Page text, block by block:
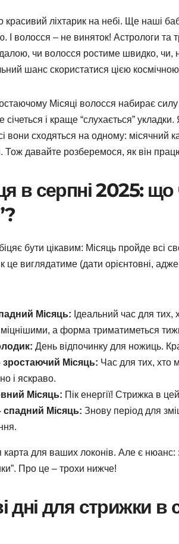
красивий ліхтарик на небі. Ще наші
І волосся – не виняток! Астрологи
чи волосся ростиме швидко, чи,
шанс скористатися цією
Місяці волосся набирає
і краще “слухається”
вони сходяться на одному: місячний
Тож давайте розберемося, як він
в серпні 2025: що
бути цікавим: Місяць пройде всі
це виглядатиме (дати орієнтовні,
Місяць: Ідеальний час для
міцнішими, а форма триматиметься
День відпочинку для ножиць.
зростаючий Місяць: Час для тих, хто
і яскраво.
Місяць: Пік енергії! Стрижка в
спадний Місяць: Знову період для
для ваших локонів. Але є нюанс:
Про це – трохи нижче!
дні для стрижки в